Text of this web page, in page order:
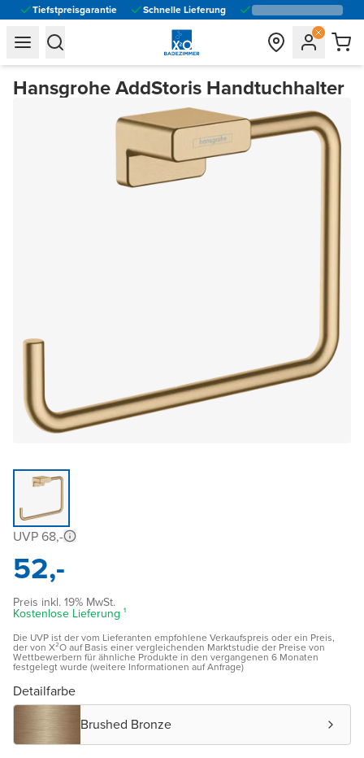
Tiefstpreisgarantie Schnelle Lieferung
general.navigation.toggle_menu.label
general.navigation.toggle_menu.label
Hansgrohe AddStoris Handtuchhalter
UVP 68,-
52,-
Preis inkl. 19% MwSt.
Kostenlose Lieferung ¹
Die UVP ist der vom Lieferanten empfohlene Verkaufspreis oder ein Preis,
der von X²O auf Basis einer vergleichenden Marktstudie der Preise von
Wettbewerbern für ähnliche Produkte in den vergangenen 6 Monaten
festgelegt wurde (weitere Informationen auf Anfrage)
Detailfarbe
Brushed Bronze